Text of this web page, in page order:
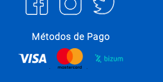
Métodos de Pago
. .